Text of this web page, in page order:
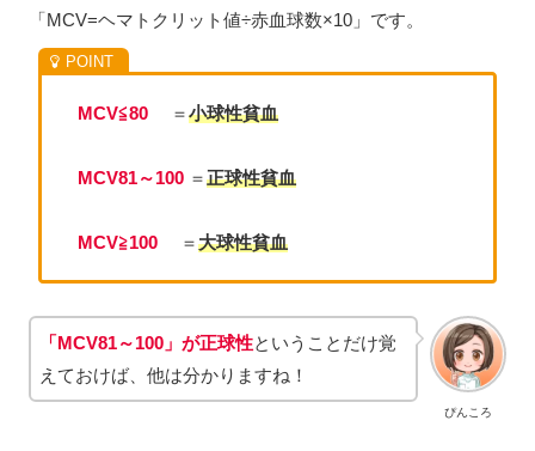
「MCV=ヘマトクリット値÷赤血球数×10」です。
MCV≦80 ＝小球性貧血
MCV81～100 ＝正球性貧血
MCV≧100 ＝大球性貧血
ぴんころ
「MCV81～100」が正球性ということだけ覚
えておけば、他は分かりますね！